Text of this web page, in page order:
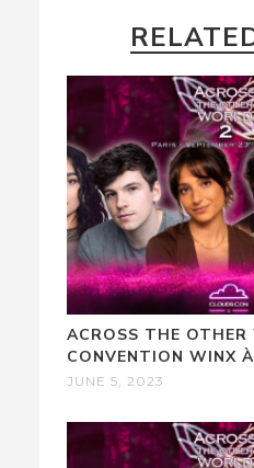
ACROSS THE
CONVENTION WINX
JUNE 5, 2023